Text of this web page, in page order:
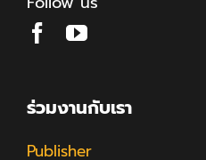
ร่วมงานกับเรา
Publisher